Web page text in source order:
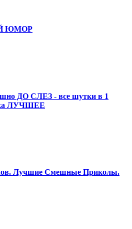
ЮМОР
ДО СЛЕЗ - все шутки в 1
ЛУЧШЕЕ
Лучшие Смешные Приколы.